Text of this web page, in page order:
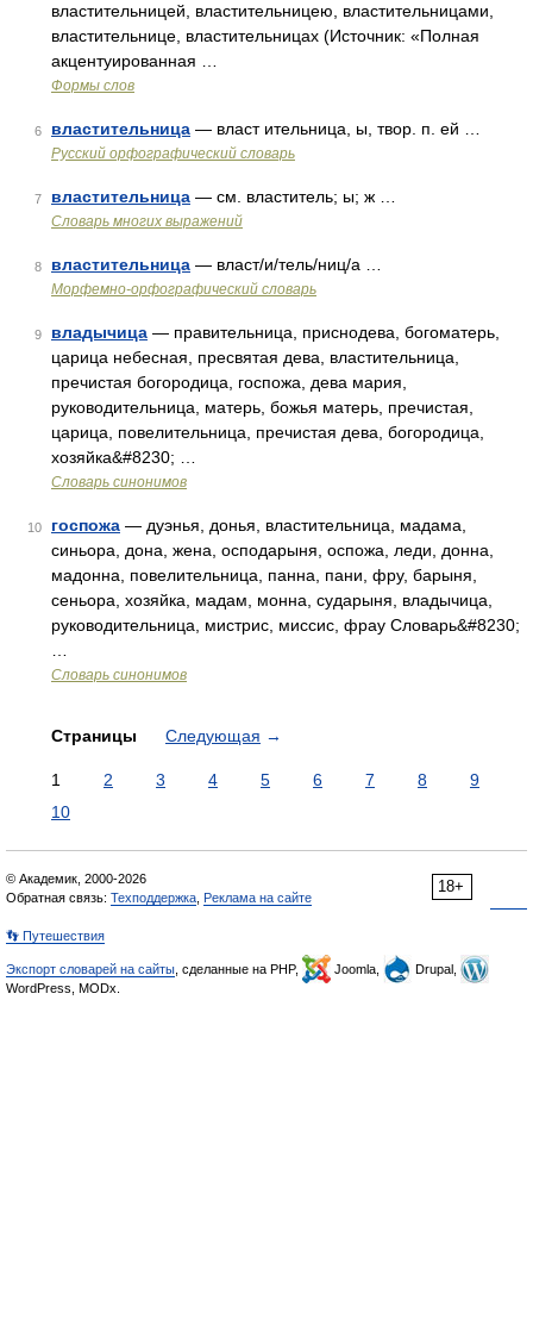
властительницей, властительницею, властительницами,
властительнице, властительницах (Источник: «Полная
акцентуированная …
Формы слов
6 властительница — власт ительница, ы, твор. п. ей …
Русский орфографический словарь
7 властительница — см. властитель; ы; ж …
Словарь многих выражений
8 властительница — власт/и/тель/ниц/а …
Морфемно-орфографический словарь
9 владычица — правительница, приснодева, богоматерь,
царица небесная, пресвятая дева, властительница,
пречистая богородица, госпожа, дева мария,
руководительница, матерь, божья матерь, пречистая,
царица, повелительница, пречистая дева, богородица,
хозяйка&#8230; …
Словарь синонимов
10 госпожа — дуэнья, донья, властительница, мадама,
синьора, дона, жена, осподарыня, оспожа, леди, донна,
мадонна, повелительница, панна, пани, фру, барыня,
сеньора, хозяйка, мадам, монна, сударыня, владычица,
руководительница, мистрис, миссис, фрау Словарь&#8230;
Словарь синонимов
Страницы Следующая →
1 2 3 4 5 6 7 8
9
10
18+
© Академик, 2000-2026
Обратная связь: Техподдержка Реклама на сайте
👣 Путешествия
Экспорт словарей на сайты , сделанные на PHP, Joomla,
Drupal,
WordPress, MODx.